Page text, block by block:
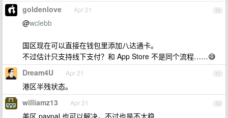
10
goldenlove Apr 21
@wclebb
国区现在可以直接在钱包里添加八达通卡。
不过估计只支持线下支付？和 App Store 不是同个流程……😅
11
Dream4U Apr 21
港区半残状态。
12
williamz13 Apr 21
美区 paypal 也可以解决，不过也是不太稳